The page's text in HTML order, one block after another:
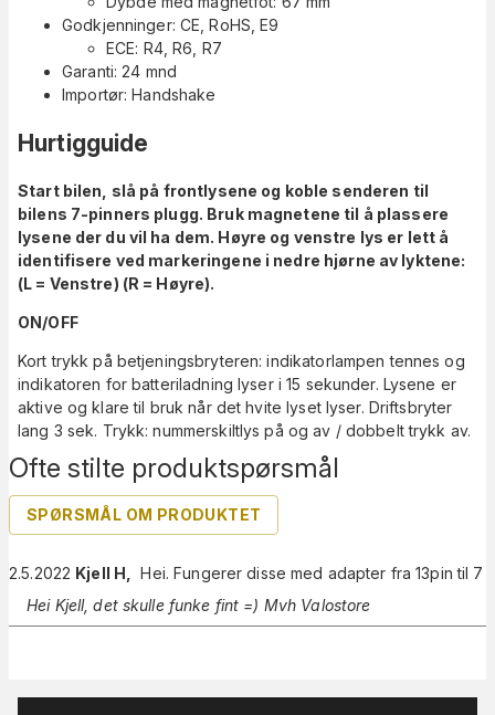
Ofte stilte produktspørsmål
SPØRSMÅL OM PRODUKTET
2.5.2022 Kjell H
Hei. Fungerer disse med adapter fra 13pin til 7
Hei Kjell, det skulle funke fint =) Mvh Valostore
Godkjenninger: CE, RoHS, E9
ECE: R4, R6, R7
Garanti: 24 mnd
Importør: Handshake
Hurtigguide
Start bilen, slå på frontlysene og koble senderen til
bilens 7-pinners plugg. Bruk magnetene til å plassere
lysene der du vil ha dem. Høyre og venstre lys er lett å
identifisere ved markeringene i nedre hjørne av lyktene:
(L = Venstre) (R = Høyre).
ON/OFF
Kort trykk på betjeningsbryteren: indikatorlampen tennes og
indikatoren for batteriladning lyser i 15 sekunder. Lysene er
aktive og klare til bruk når det hvite lyset lyser. Driftsbryter
lang 3 sek. Trykk: nummerskiltlys på og av / dobbelt trykk av.